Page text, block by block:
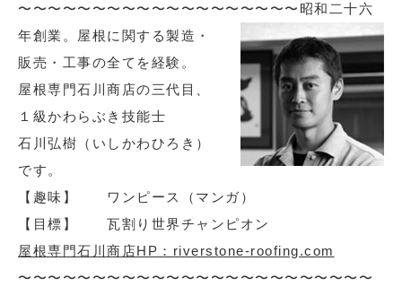
〜〜〜〜〜〜〜〜〜〜〜〜〜〜〜〜〜〜〜 昭和二十六
年創業。屋根に関する製造・
販売・工事の全てを経験。
屋根専門石川商店の三代目、
１級かわらぶき技能士
石川弘樹（いしかわひろき）
です。
【趣味】 ワンピース（マンガ）
【目標】 瓦割り世界チャンピオン
屋根専門石川商店HP：riverstone-roofing.com
〜〜〜〜〜〜〜〜〜〜〜〜〜〜〜〜〜〜〜〜〜〜〜〜